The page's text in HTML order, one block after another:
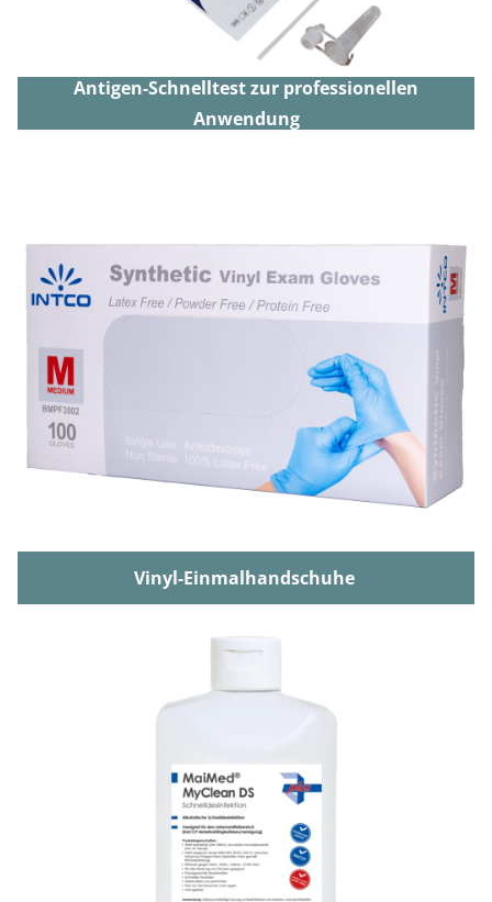
Antigen-Schnelltest zur professionellen
Anwendung
Vinyl-Einmalhandschuhe